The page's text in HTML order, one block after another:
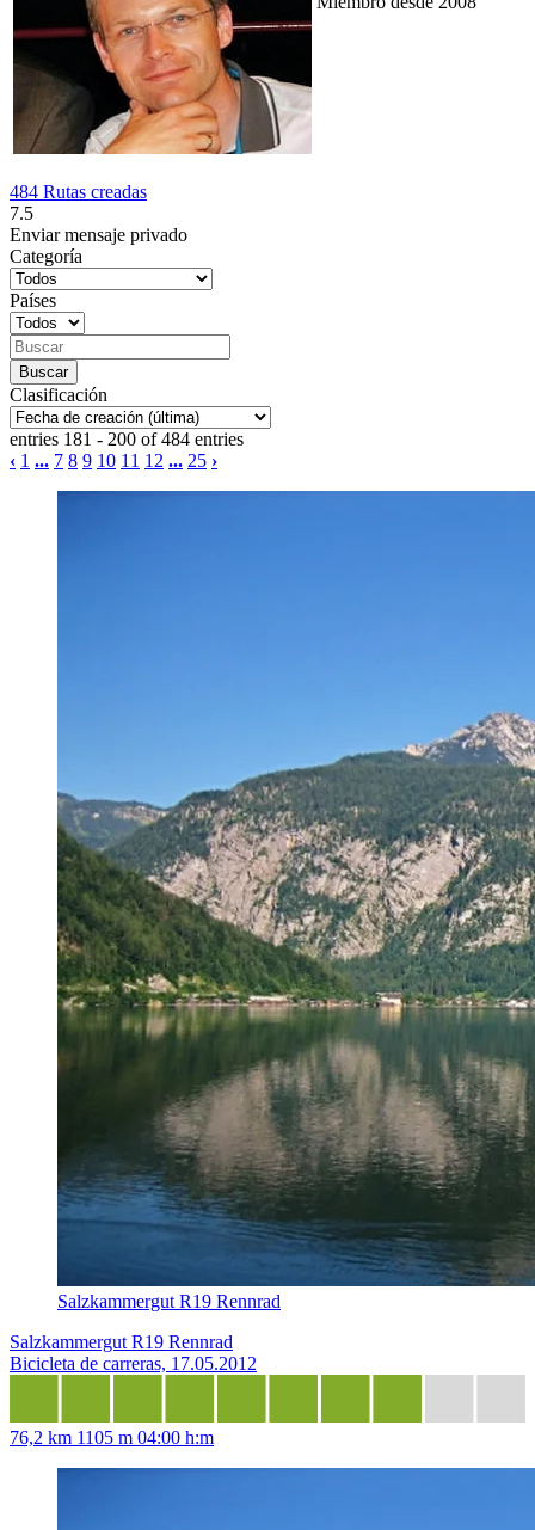
484 Rutas creadas
7.5
Enviar mensaje privado
Categoría
Países
Clasificación
entries 181 - 200 of 484 entries
‹ 1 ... 7 8 9 10 11 12 ... 25 ›
Salzkammergut R19 Rennrad
Salzkammergut R19 Rennrad
Bicicleta de carreras, 17.05.2012
76,2 km 1105 m 04:00 h:m